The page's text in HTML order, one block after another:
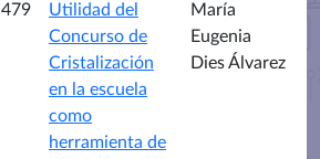
479
Utilidad del
Concurso de
Cristalización
en la escuela
como
herramienta de
María
Eugenia
Dies Álvarez